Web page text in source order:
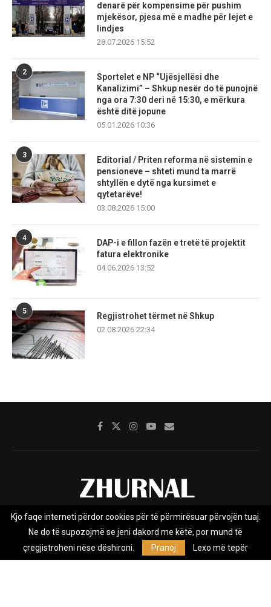
denarë për kompensime për pushim
mjekësor, pjesa më e madhe për lejet e
lindjes
28.07.2026 15:52
2
Sportelet e NP “Ujësjellësi dhe
Kanalizimi” – Shkup nesër do të punojnë
nga ora 7:30 deri në 15:30, e mërkura
është ditë jopune
05.01.2026 10:36
3
Editorial / Priten reforma në sistemin e
pensioneve – shteti mund ta marrë
shtyllën e dytë nga kursimet e
qytetarëve!
03.08.2026 15:00
4
DAP-i e fillon fazën e tretë të projektit
fatura elektronike
04.06.2026 13:52
5
Regjistrohet tërmet në Shkup
02.08.2026 22:34
Rreth nesh Impresumi Marketing
Privacy Policy
Zhurnal.mk është Agjenci e Lajmeve e pavarur, e themeluar në vitin
Kjo faqe interneti përdor cookies për të përmirësuar përvojën tuaj.
Ne do të supozojmë se jeni dakord me këtë, por mund të
çregjistroheni nëse dëshironi.
Pranoj Lexo më tepër